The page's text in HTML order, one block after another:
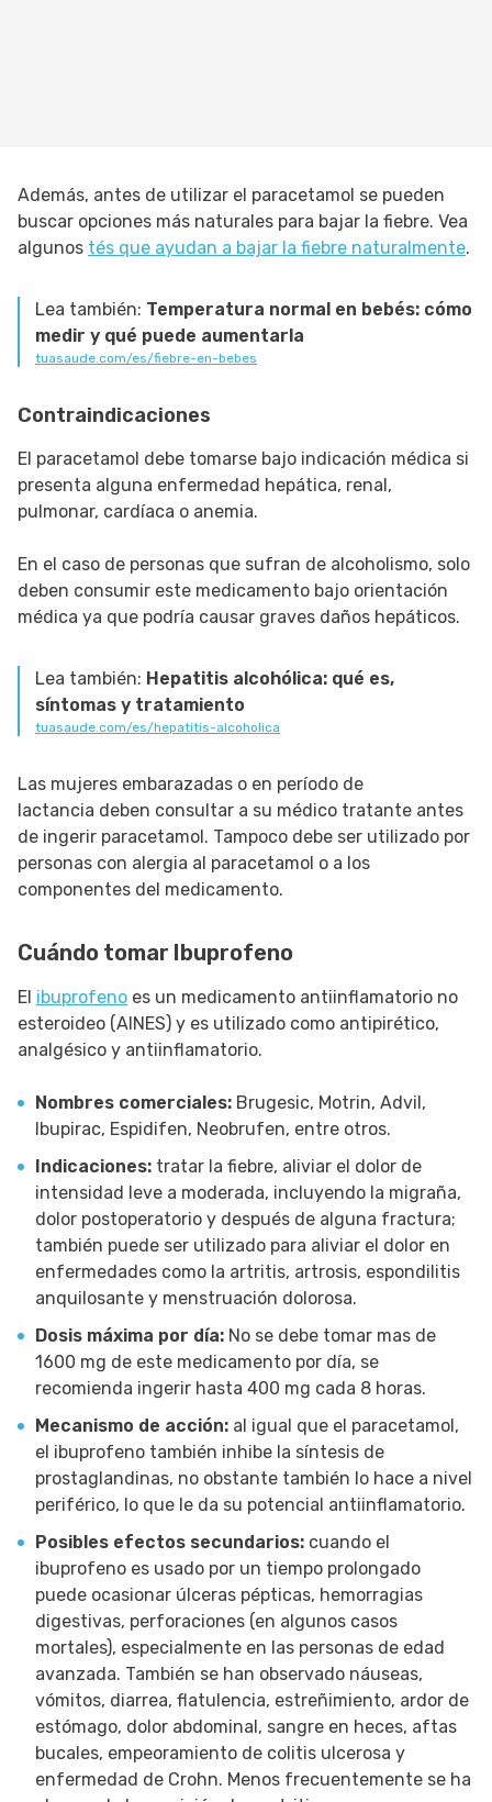
Además, antes de utilizar el paracetamol se pueden
buscar opciones más naturales para bajar la fiebre. Vea
algunos tés que ayudan a bajar la fiebre naturalmente.
Lea también: Temperatura normal en bebés: cómo
medir y qué puede aumentarla
tuasaude.com/es/fiebre-en-bebes
Contraindicaciones
El paracetamol debe tomarse bajo indicación médica si
presenta alguna enfermedad hepática, renal,
pulmonar, cardíaca o anemia.
En el caso de personas que sufran de alcoholismo, solo
deben consumir este medicamento bajo orientación
médica ya que podría causar graves daños hepáticos.
Lea también: Hepatitis alcohólica: qué es,
síntomas y tratamiento
tuasaude.com/es/hepatitis-alcoholica
Las mujeres embarazadas o en período de
lactancia deben consultar a su médico tratante antes
de ingerir paracetamol. Tampoco debe ser utilizado por
personas con alergia al paracetamol o a los
componentes del medicamento.
Cuándo tomar Ibuprofeno
El ibuprofeno es un medicamento antiinflamatorio no
esteroideo (AINES) y es utilizado como antipirético,
analgésico y antiinflamatorio.
Nombres comerciales: Brugesic, Motrin, Advil,
Ibupirac, Espidifen, Neobrufen, entre otros.
Indicaciones: tratar la fiebre, aliviar el dolor de
intensidad leve a moderada, incluyendo la migraña,
dolor postoperatorio y después de alguna fractura;
también puede ser utilizado para aliviar el dolor en
enfermedades como la artritis, artrosis, espondilitis
anquilosante y menstruación dolorosa.
Dosis máxima por día: No se debe tomar mas de
1600 mg de este medicamento por día, se
recomienda ingerir hasta 400 mg cada 8 horas.
Mecanismo de acción: al igual que el paracetamol,
el ibuprofeno también inhibe la síntesis de
prostaglandinas, no obstante también lo hace a nivel
periférico, lo que le da su potencial antiinflamatorio.
Posibles efectos secundarios: cuando el
ibuprofeno es usado por un tiempo prolongado
puede ocasionar úlceras pépticas, hemorragias
digestivas, perforaciones (en algunos casos
mortales), especialmente en las personas de edad
avanzada. También se han observado náuseas,
vómitos, diarrea, flatulencia, estreñimiento, ardor de
estómago, dolor abdominal, sangre en heces, aftas
bucales, empeoramiento de colitis ulcerosa y
enfermedad de Crohn. Menos frecuentemente se ha